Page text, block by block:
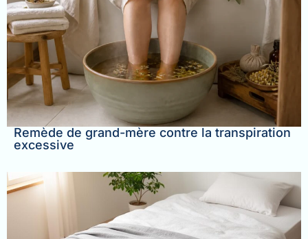
Remède de grand-mère contre la transpiration
excessive